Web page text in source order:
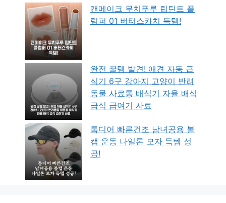
캔메이크 무치푸루 립틴트 플
럼퍼 01 버터스카치 득템!
완전 꿀템 발견! 애견 자동 급
식기 6구 강아지 고양이 반려
동물 사료통 배식기 자율 배식
급식 급여기 사료
톰디어 빠른건조 남녀공용 볼
캡 운동 나일론 모자 득템 성
공!